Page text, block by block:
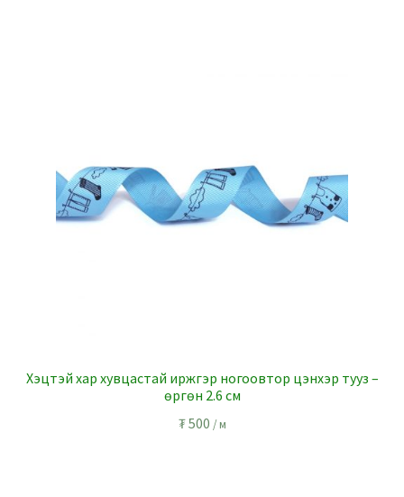
Хэцтэй хар хувцастай иржгэр ногоовтор цэнхэр тууз –
өргөн 2.6 см
₮500 / м